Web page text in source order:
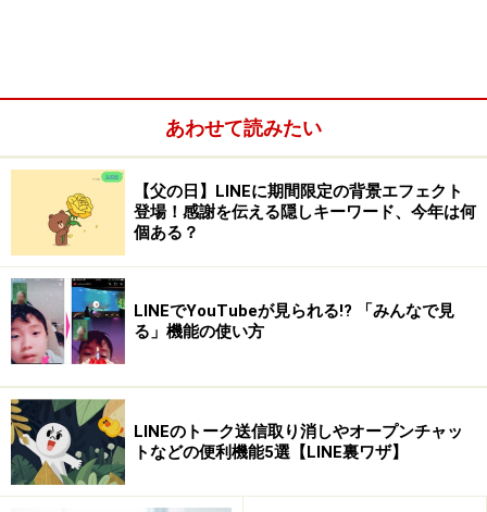
ようになります。名前の変更が通知されることはなく、
ありますね。
友だちの名前を変更する
あわせて読みたい
【父の日】LINEに期間限定の背景エフェクト
登場！感謝を伝える隠しキーワード、今年は何
個ある？
LINEでYouTubeが見られる!? 「みんなで見
る」機能の使い方
LINEのトーク送信取り消しやオープンチャッ
トなどの便利機能5選【LINE裏ワザ】